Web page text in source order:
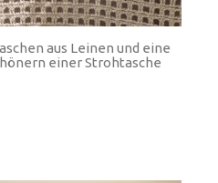
aus Leinen und eine
einer Strohtasche